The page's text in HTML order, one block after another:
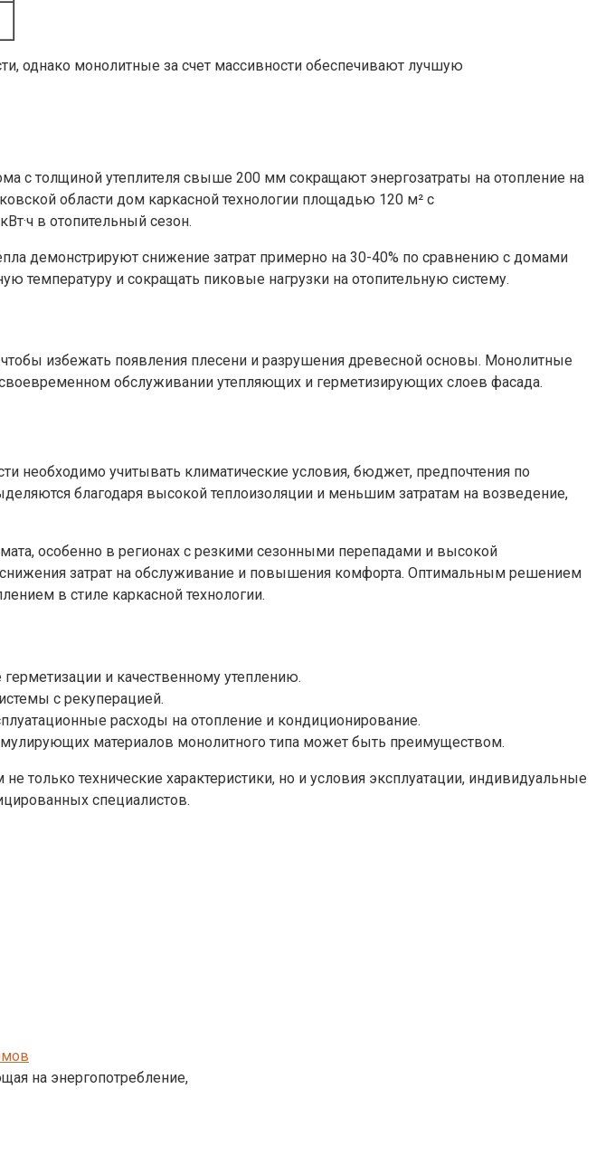
однако монолитные за счет массивности обеспечивают лучшую
с толщиной утеплителя свыше 200 мм сокращают энергозатраты на отопление на
области дом каркасной технологии площадью 120 м² с
в отопительный сезон.
демонстрируют снижение затрат примерно на 30-40% по сравнению с домами
температуру и сокращать пиковые нагрузки на отопительную систему.
избежать появления плесени и разрушения древесной основы. Монолитные
обслуживании утепляющих и герметизирующих слоев фасада.
учитывать климатические условия, бюджет, предпочтения по
благодаря высокой теплоизоляции и меньшим затратам на возведение,
особенно в регионах с резкими сезонными перепадами и высокой
затрат на обслуживание и повышения комфорта. Оптимальным решением
в стиле каркасной технологии.
и качественному утеплению.
с рекуперацией.
расходы на отопление и кондиционирование.
материалов монолитного типа может быть преимуществом.
технические характеристики, но и условия эксплуатации, индивидуальные
специалистов.
на энергопотребление,